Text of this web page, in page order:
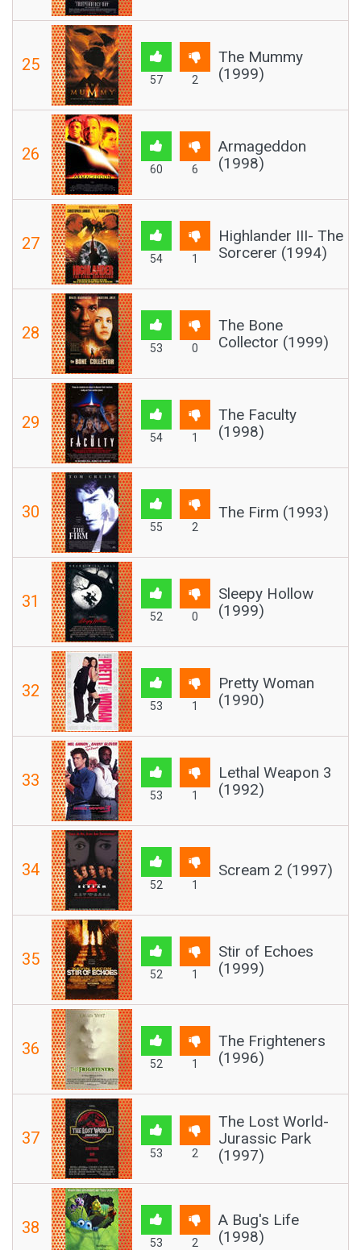
25
57 2
The Mummy
(1999)
26
60 6
Armageddon
(1998)
27
54 1
Highlander III- The
Sorcerer (1994)
28
53 0
The Bone
Collector (1999)
29
54 1
The Faculty
(1998)
30
55 2
The Firm (1993)
31
52 0
Sleepy Hollow
(1999)
32
53 1
Pretty Woman
(1990)
33
53 1
Lethal Weapon 3
(1992)
34
52 1
Scream 2 (1997)
35
52 1
Stir of Echoes
(1999)
36
52 1
The Frighteners
(1996)
37
53 2
The Lost World-
Jurassic Park
(1997)
38
53 2
A Bug's Life
(1998)